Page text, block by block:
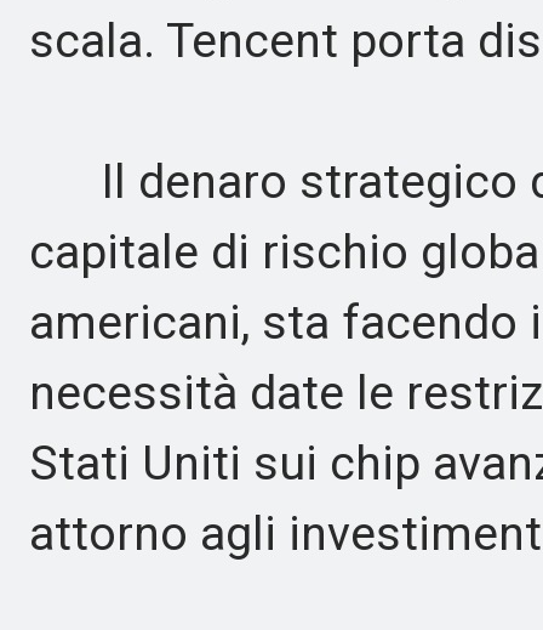
scala. Tencent porta
Il denaro strategico
capitale di rischio
americani, sta facendo
necessità date le
Stati Uniti sui chip
attorno agli